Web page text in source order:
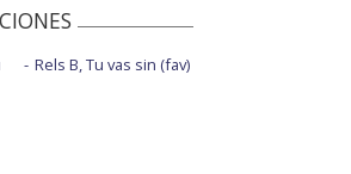
Rels B, Tu vas sin (fav)